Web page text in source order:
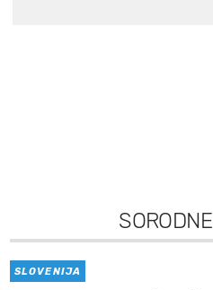
SORODNE
SLOVENIJA